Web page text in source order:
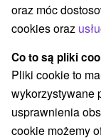
Wszystkie
Atrakcje
Atrakcje dla
Ośrodki i
Wieże
Ośrodek
oraz móc
cookies oraz
Co to są pliki
Pliki cookie to
wykorzystywane
usprawnienia
cookie możemy